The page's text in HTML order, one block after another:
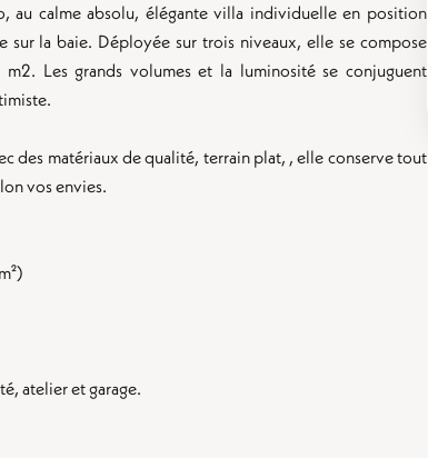
au calme absolu, élégante villa individuelle en position
la baie. Déployée sur trois niveaux, elle se compose
Les grands volumes et la luminosité se conjuguent
des matériaux de qualité, terrain plat, , elle conserve tout
vos envies.
atelier et garage.